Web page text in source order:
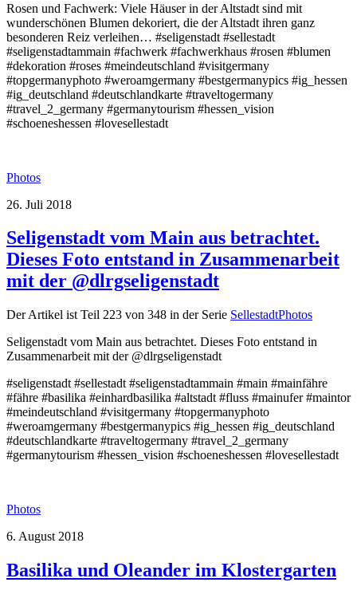
Rosen und Fachwerk: Viele Häuser in der Altstadt sind mit
wunderschönen Blumen dekoriert, die der Altstadt ihren ganz
besonderen Reiz verleihen… #seligenstadt #sellestadt
#seligenstadtammain #fachwerk #fachwerkhaus #rosen #blumen
#dekoration #roses #meindeutschland #visitgermany
#topgermanyphoto #weroamgermany #bestgermanypics #ig_hessen
#ig_deutschland #deutschlandkarte #traveltogermany
#travel_2_germany #germanytourism #hessen_vision
#schoeneshessen #lovesellestadt
Photos
26. Juli 2018
Seligenstadt vom Main aus betrachtet.
Dieses Foto entstand in Zusammenarbeit
mit der @dlrgseligenstadt
Der Artikel ist Teil 223 von 348 in der Serie SellestadtPhotos
Seligenstadt vom Main aus betrachtet. Dieses Foto entstand in
Zusammenarbeit mit der @dlrgseligenstadt
#seligenstadt #sellestadt #seligenstadtammain #main #mainfähre
#fähre #basilika #einhardbasilika #altstadt #fluss #mainufer #maintor
#meindeutschland #visitgermany #topgermanyphoto
#weroamgermany #bestgermanypics #ig_hessen #ig_deutschland
#deutschlandkarte #traveltogermany #travel_2_germany
#germanytourism #hessen_vision #schoeneshessen #lovesellestadt
Photos
6. August 2018
Basilika und Oleander im Klostergarten